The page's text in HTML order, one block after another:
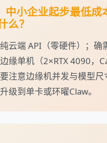
中小企业起步最低成
么？
云端 API（零硬件）；确
缘单机（2×RTX 4090，
注意边缘机并发与模型尺
级到单卡或环曜Claw。